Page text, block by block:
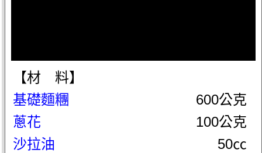
【材 料】
基礎麵糰
600公克
蔥花
100公克
沙拉油
50㏄